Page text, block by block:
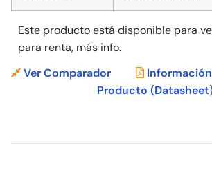
Este producto está disponible para
para renta, más info.
Ver Comparador
Información
Producto